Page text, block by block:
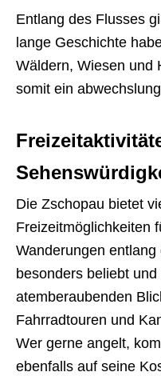
Entlang des Flusses
lange Geschichte
Wäldern, Wiesen und
somit ein
Die Zschopau bietet
Freizeitmöglichkeiten
Wanderungen
besonders beliebt
atemberaubenden
Fahrradtouren und
Wer gerne angelt,
ebenfalls auf seine